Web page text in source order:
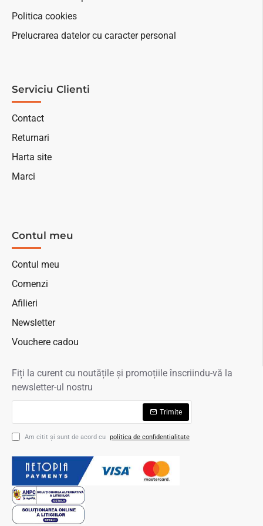
Politica cookies
Prelucrarea datelor cu caracter personal
Serviciu Clienti
Contact
Returnari
Harta site
Marci
Contul meu
Contul meu
Comenzi
Afilieri
Newsletter
Vouchere cadou
Fiți la curent cu noutățile și promoțiile înscriindu-vă la
newsletter-ul nostru
Trimite
Am citit şi sunt de acord cu politica de confidentialitate